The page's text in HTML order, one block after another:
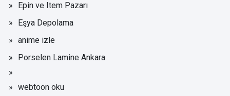
Epin ve Item Pazarı
Eşya Depolama
anime izle
Porselen Lamine Ankara
webtoon oku